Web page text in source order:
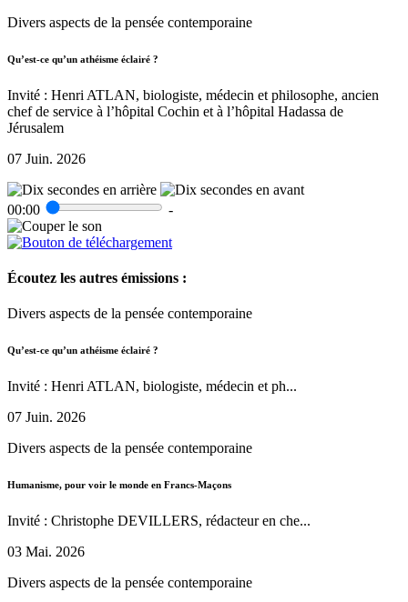
Divers aspects de la pensée contemporaine
Qu’est-ce qu’un athéisme éclairé ?
Invité : Henri ATLAN, biologiste, médecin et philosophe, ancien
chef de service à l’hôpital Cochin et à l’hôpital Hadassa de
Jérusalem
07 Juin. 2026
00:00 -
Écoutez les autres émissions :
Divers aspects de la pensée contemporaine
Qu’est-ce qu’un athéisme éclairé ?
Invité : Henri ATLAN, biologiste, médecin et ph...
07 Juin. 2026
Divers aspects de la pensée contemporaine
Humanisme, pour voir le monde en Francs-Maçons
Invité : Christophe DEVILLERS, rédacteur en che...
03 Mai. 2026
Divers aspects de la pensée contemporaine